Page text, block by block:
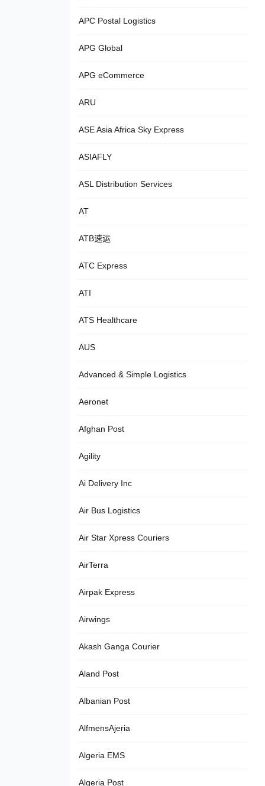
APC Postal Logistics
APG Global
APG eCommerce
ARU
ASE Asia Africa Sky Express
ASIAFLY
ASL Distribution Services
AT
ATB速运
ATC Express
ATI
ATS Healthcare
AUS
Advanced & Simple Logistics
Aeronet
Afghan Post
Agility
Ai Delivery Inc
Air Bus Logistics
Air Star Xpress Couriers
AirTerra
Airpak Express
Airwings
Akash Ganga Courier
Aland Post
Albanian Post
AlfmensAjeria
Algeria EMS
Algeria Post